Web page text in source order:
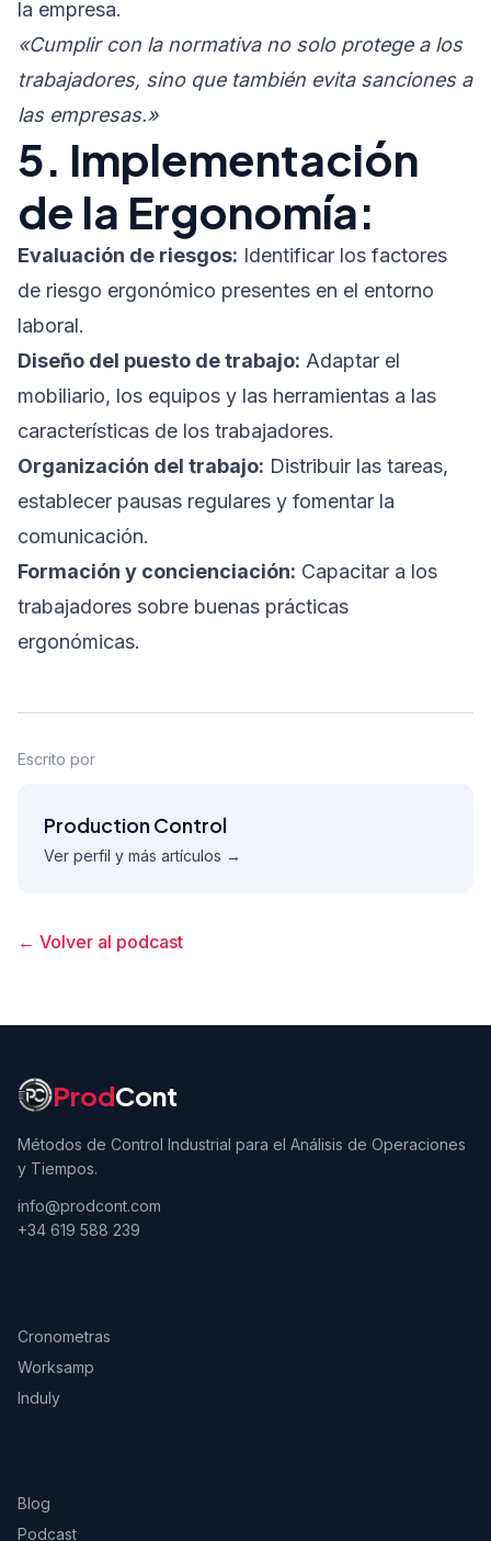
la empresa.
«Cumplir con la normativa no solo protege a los
trabajadores, sino que también evita sanciones a
las empresas.»
5. Implementación
de la Ergonomía:
Evaluación de riesgos: Identificar los factores
de riesgo ergonómico presentes en el entorno
laboral.
Diseño del puesto de trabajo: Adaptar el
mobiliario, los equipos y las herramientas a las
características de los trabajadores.
Organización del trabajo: Distribuir las tareas,
establecer pausas regulares y fomentar la
comunicación.
Formación y concienciación: Capacitar a los
trabajadores sobre buenas prácticas
ergonómicas.
Escrito por
Production Control
Ver perfil y más artículos →
← Volver al podcast
ProdCont
Métodos de Control Industrial para el Análisis de Operaciones
y Tiempos.
info@prodcont.com
+34 619 588 239
Cronometras
Worksamp
Induly
Blog
Podcast